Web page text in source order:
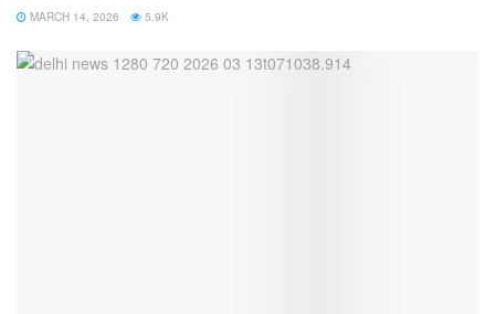
MARCH 14, 2026 5.9K